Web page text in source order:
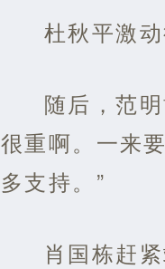
杜秋平激
随后，范
很重啊。一来
多支持。”
肖国栋赶